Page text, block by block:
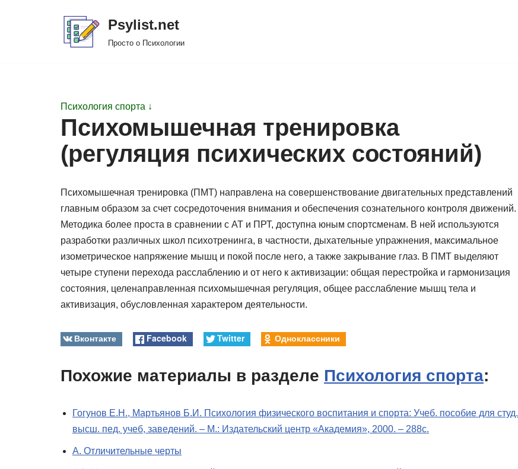
Psylist.net
Просто о Психологии
Психология спорта ↓
Психомышечная тренировка
(регуляция психических состояний)
Психомышечная тренировка (ПМТ) направлена на совершенствование двигательных представлений
главным образом за счет сосредоточения внимания и обеспечения сознательного контроля движений.
Методика более проста в сравнении с АТ и ПРТ, доступна юным спортсменам. В ней используются
разработки различных школ психотренинга, в частности, дыхательные упражнения, максимальное
изометрическое напряжение мышц и покой после него, а также закрывание глаз. В ПМТ выделяют
четыре ступени перехода расслаблению и от него к активизации: общая перестройка и гармонизация
состояния, целенаправленная психомышечная регуляция, общее расслабление мышц тела и
активизация, обусловленная характером деятельности.
Вконтакте Facebook Twitter Одноклассники
Похожие материалы в разделе Психология спорта:
Гогунов Е.Н., Мартьянов Б.И. Психология физического воспитания и спорта: Учеб. пособие для студ.
высш. пед. учеб, заведений. – М.: Издательский центр «Академия», 2000. – 288с.
А. Отличительные черты